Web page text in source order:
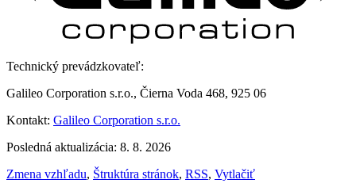
Technický prevádzkovateľ:
Galileo Corporation s.r.o., Čierna Voda 468, 925 06
Kontakt: Galileo Corporation s.r.o.
Posledná aktualizácia: 8. 8. 2026
Zmena vzhľadu, Štruktúra stránok, RSS, Vytlačiť